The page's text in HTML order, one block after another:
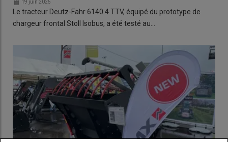
19 juin 2025
Le tracteur Deutz-Fahr 6140.4 TTV, équipé du prototype de
chargeur frontal Stoll Isobus, a été testé au…